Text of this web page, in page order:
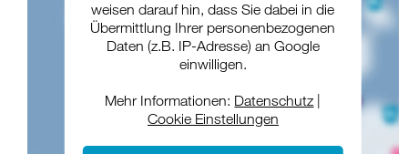
weisen darauf hin, dass Sie dabei in die
Übermittlung Ihrer personenbezogenen
Daten (z.B. IP-Adresse) an Google
einwilligen.
Mehr Informationen: Datenschutz
Cookie Einstellungen